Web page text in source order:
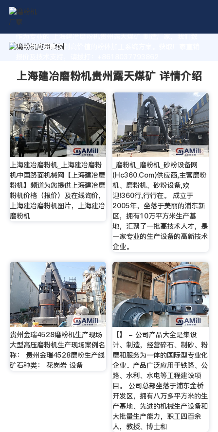
作为专业的 上海建冶磨粉机贵州露天煤矿 制造厂家，我们致
力于为您量身定制高价值的粉体加工系统方案。获取厂家直销
上海建冶磨粉机贵州露天煤矿 详情介绍
上海建冶磨粉机_上海建冶磨粉
机中国路面机械网【上海建冶磨
粉机】频道为您提供上海建冶磨
粉机价格（报价）及在线询价，
上海建冶磨粉机图片，上海建冶
磨粉机
_磨粉机_磨粉机_砂粉设备网
(Hc360.Com)供应商,主营磨粉
机、磨粉机、砂粉设备,欢
迎!360行,行行在。 成立于
2005年，坐落于美丽的浦东新
区，拥有10万平方米生产基
地，汇聚了一批高技术人才，是
一家专业的生产设备的高新技术
企业。
贵州金瑞4528磨粉机生产现场
大型高压磨粉机生产现场案例名
称： 贵州金瑞4528磨粉生产线
矿石种类： 花岗岩 设备
【】 - 公司产品大全是集设
计、制造，经营碎石、制砂、粉
磨和服务为一体的国际型专业化
企业。产品广泛应用于铁路、公
路、水利、水电等工程建设项
目。 公司总部坐落于浦东金桥
开发区，拥有八万多平方米的生
产基地、先进的机械生产设备和
大批量生产能力，职工四百余
人，教授、博士和